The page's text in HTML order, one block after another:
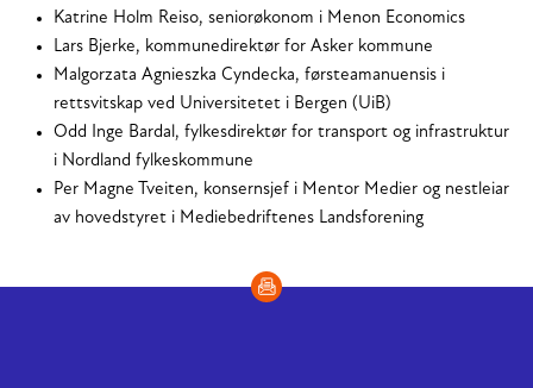
Katrine Holm Reiso, seniorøkonom i Menon Economics
Lars Bjerke, kommunedirektør for Asker kommune
Malgorzata Agnieszka Cyndecka, førsteamanuensis i
rettsvitskap ved Universitetet i Bergen (UiB)
Odd Inge Bardal, fylkesdirektør for transport og infrastruktur
i Nordland fylkeskommune
Per Magne Tveiten, konsernsjef i Mentor Medier og nestleiar
av hovedstyret i Mediebedriftenes Landsforening